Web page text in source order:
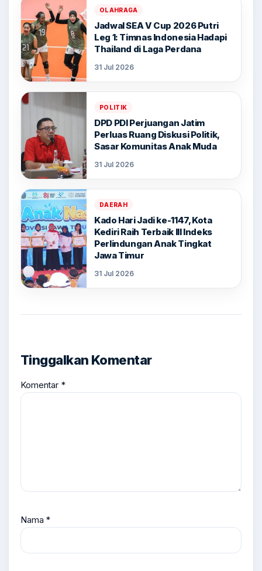
OLAHRAGA
Jadwal SEA V Cup 2026 Putri
Leg 1: Timnas Indonesia Hadapi
Thailand di Laga Perdana
31 Jul 2026
POLITIK
DPD PDI Perjuangan Jatim
Perluas Ruang Diskusi Politik,
Sasar Komunitas Anak Muda
31 Jul 2026
DAERAH
Kado Hari Jadi ke-1147, Kota
Kediri Raih Terbaik III Indeks
Perlindungan Anak Tingkat
Jawa Timur
31 Jul 2026
Tinggalkan Komentar
Komentar *
Nama *